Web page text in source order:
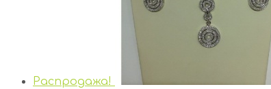
Распродажа!